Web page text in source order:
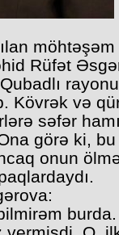
möhtəşəm
Rüfət
Kövrək və
səfər
görə ki, bu
onun